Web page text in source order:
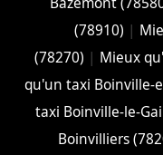
(78910) |
(78270) | Mieux
qu'un taxi Boinville-
taxi Boinville-le-
Boinvilliers